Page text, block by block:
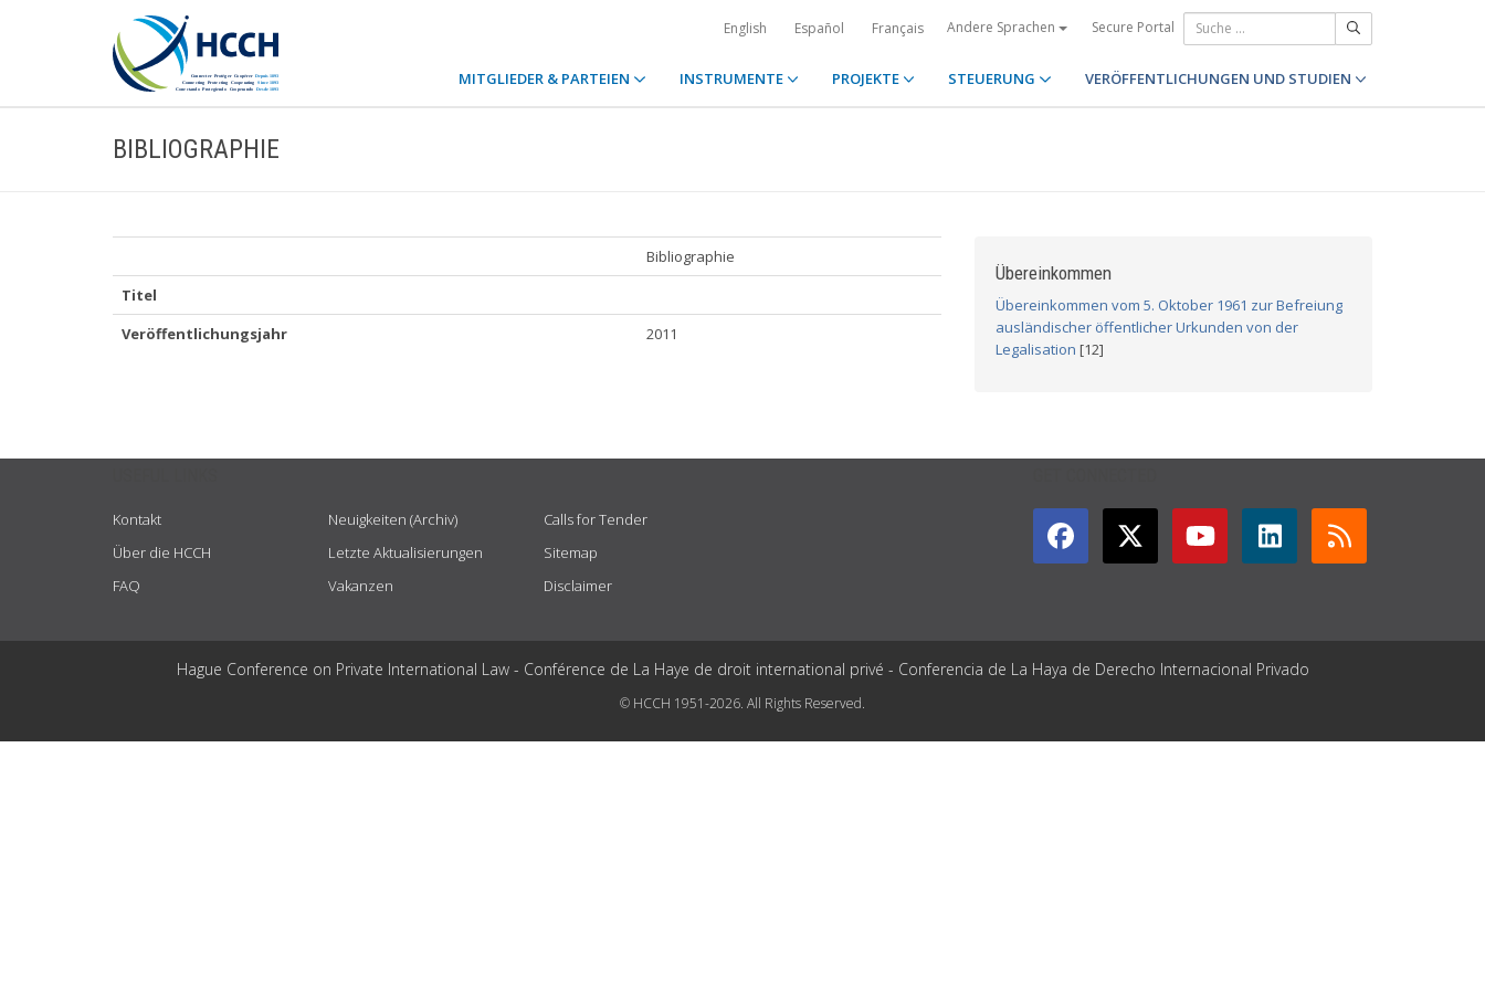
English Español Français Andere Sprachen Secure Portal
MITGLIEDER & PARTEIEN INSTRUMENTE PROJEKTE STEUERUNG VERÖFFENTLICHUNGEN UND STUDIEN
BIBLIOGRAPHIE
Bibliographie
Titel
Veröffentlichungsjahr
2011
Übereinkommen
Übereinkommen vom 5. Oktober 1961 zur Befreiung
ausländischer öffentlicher Urkunden von der
Legalisation [12]
Kontakt
Über die HCCH
FAQ
Neuigkeiten (Archiv)
Letzte Aktualisierungen
Vakanzen
Calls for Tender
Sitemap
Disclaimer
Hague Conference on Private International Law - Conférence de La Haye de droit international privé - Conferencia de La Haya de Derecho Internacional Privado
© HCCH 1951-2026. All Rights Reserved.